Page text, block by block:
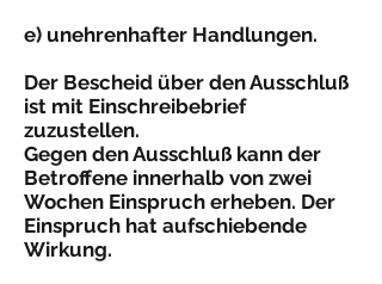
e) unehrenhafter Handlungen.
Der Bescheid über den Ausschluß
ist mit Einschreibebrief
zuzustellen.
Gegen den Ausschluß kann der
Betroffene innerhalb von zwei
Wochen Einspruch erheben. Der
Einspruch hat aufschiebende
Wirkung.